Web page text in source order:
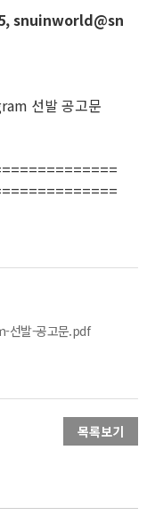
snuinworld@sn
선발 공고문
선발-공고문.pdf
목록보기